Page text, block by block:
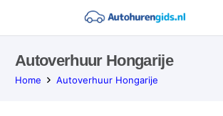
Autoverhuur Hongarije
Home Autoverhuur Hongarije